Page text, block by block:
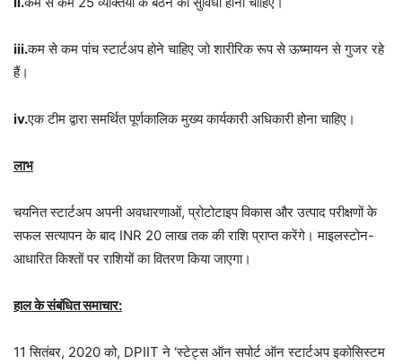
iii.कम से कम पांच स्टार्टअप होने चाहिए जो शारीरिक रूप से ऊष्मायन से गुजर रहे
हैं।
iv.एक टीम द्वारा समर्थित पूर्णकालिक मुख्य कार्यकारी अधिकारी होना चाहिए।
लाभ
चयनित स्टार्टअप अपनी अवधारणाओं, प्रोटोटाइप विकास और उत्पाद परीक्षणों के
सफल सत्यापन के बाद INR 20 लाख तक की राशि प्राप्त करेंगे। माइलस्टोन-
आधारित किश्तों पर राशियों का वितरण किया जाएगा।
हाल के संबंधित समाचार:
11 सितंबर, 2020 को, DPIIT ने ‘स्टेट्स ऑन सपोर्ट ऑन स्टार्टअप इकोसिस्टम